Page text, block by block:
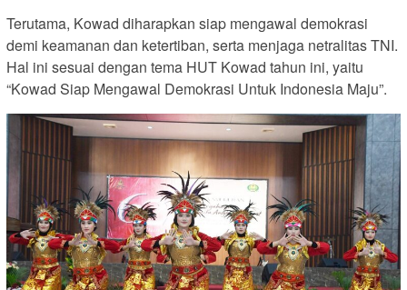
Terutama, Kowad diharapkan siap mengawal demokrasi
demi keamanan dan ketertiban, serta menjaga netralitas TNI.
Hal ini sesuai dengan tema HUT Kowad tahun ini, yaitu
“Kowad Siap Mengawal Demokrasi Untuk Indonesia Maju”.